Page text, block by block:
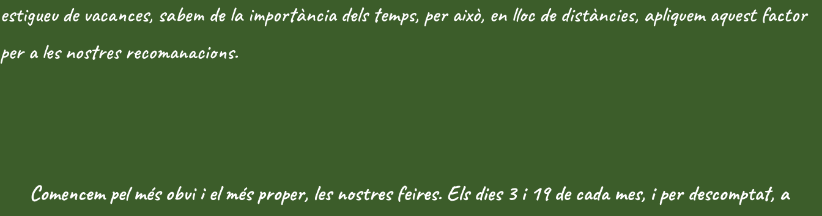
estigueu de vacances, sabem de la importància dels temps, per això, en lloc de distàncies, apliquem aquest factor
per a les nostres recomanacions.
Comencem pel més obvi i el més proper, les nostres feires. Els dies 3 i 19 de cada mes, i per descomptat, a